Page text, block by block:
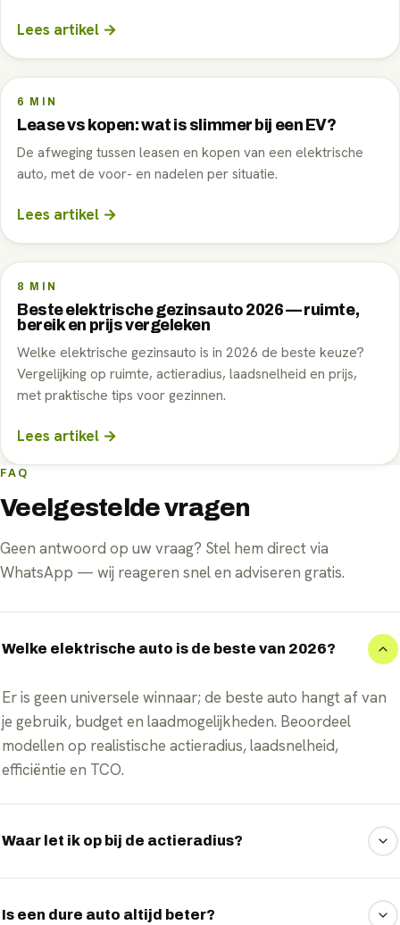
Lees artikel →
6 MIN
Lease vs kopen: wat is slimmer bij een EV?
De afweging tussen leasen en kopen van een elektrische
auto, met de voor- en nadelen per situatie.
Lees artikel →
8 MIN
Beste elektrische gezinsauto 2026 — ruimte,
bereik en prijs vergeleken
Welke elektrische gezinsauto is in 2026 de beste keuze?
Vergelijking op ruimte, actieradius, laadsnelheid en prijs,
met praktische tips voor gezinnen.
Lees artikel →
FAQ
Veelgestelde vragen
Geen antwoord op uw vraag? Stel hem direct via
WhatsApp — wij reageren snel en adviseren gratis.
Welke elektrische auto is de beste van 2026?
Er is geen universele winnaar; de beste auto hangt af van
je gebruik, budget en laadmogelijkheden. Beoordeel
modellen op realistische actieradius, laadsnelheid,
efficiëntie en TCO.
Waar let ik op bij de actieradius?
WLTP-waarde, want die is een laboratoriumwaarde. In de
Is een dure auto altijd beter?